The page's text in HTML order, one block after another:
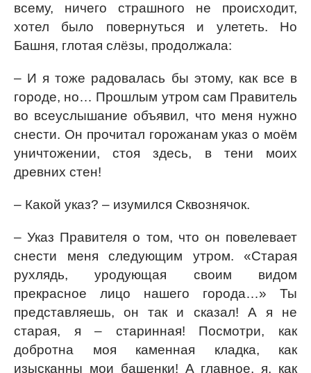
всему, ничего страшного не происходит,
хотел было повернуться и улететь. Но
Башня, глотая слёзы, продолжала:
– И я тоже радовалась бы этому, как все в
городе, но… Прошлым утром сам Правитель
во всеуслышание объявил, что меня нужно
снести. Он прочитал горожанам указ о моём
уничтожении, стоя здесь, в тени моих
древних стен!
– Какой указ? – изумился Сквознячок.
– Указ Правителя о том, что он повелевает
снести меня следующим утром. «Старая
рухлядь, уродующая своим видом
прекрасное лицо нашего города…» Ты
представляешь, он так и сказал! А я не
старая, я – старинная! Посмотри, как
добротна моя каменная кладка, как
изысканны мои башенки! А главное, я, как